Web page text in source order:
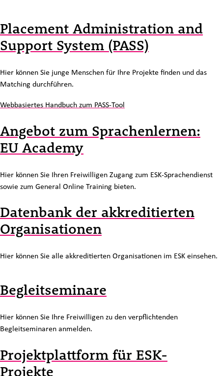
Placement Administration and
Support System (PASS)
Hier können Sie junge Menschen für Ihre Projekte finden und das
Matching durchführen.
Webbasiertes Handbuch zum PASS-Tool
Angebot zum Sprachenlernen:
EU Academy
Hier können Sie Ihren Freiwilligen Zugang zum ESK-Sprachendienst
sowie zum General Online Training bieten.
Datenbank der akkreditierten
Organisationen
Hier können Sie alle akkreditierten Organisationen im ESK einsehen.
Begleitseminare
Hier können Sie Ihre Freiwilligen zu den verpflichtenden
Begleitseminaren anmelden.
Projektplattform für ESK-
Projekte